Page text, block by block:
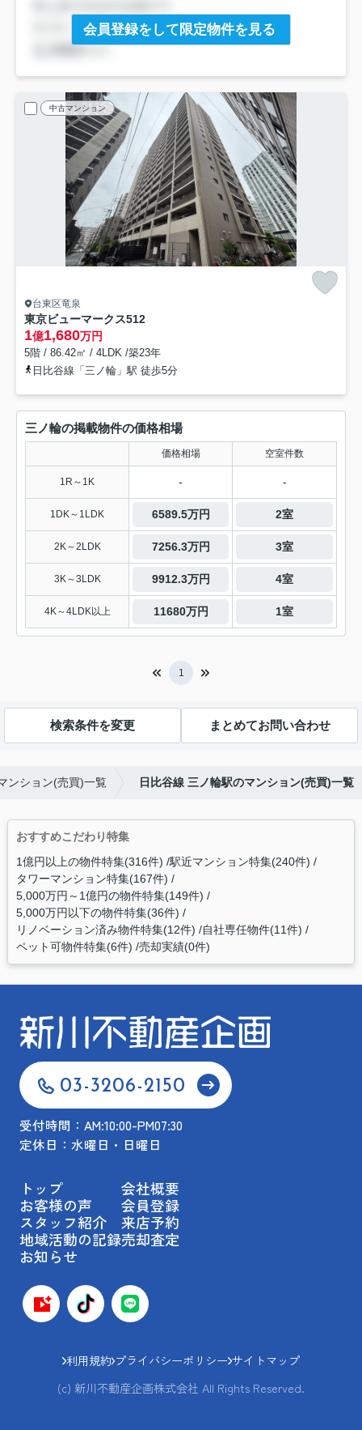
会員登録をして限定物件を見る
中古マンション
台東区竜泉
東京ビューマークス512
1億1,680万円
5階 / 86.42㎡ / 4LDK /築23年
日比谷線「三ノ輪」駅 徒歩5分
三ノ輪の掲載物件の価格相場
価格相場 空室件数
1R～1K - -
1DK～1LDK 6589.5万円 2室
2K～2LDK 7256.3万円 3室
3K～3LDK 9912.3万円 4室
4K～4LDK以上 11680万円 1室
1
検索条件を変更 まとめてお問い合わせ
ンション(売買)一覧 日比谷線 三ノ輪駅のマンション(売買)一覧
おすすめこだわり特集
1億円以上の物件特集(316件) 駅近マンション特集(240件)
タワーマンション特集(167件)
5,000万円～1億円の物件特集(149件)
5,000万円以下の物件特集(36件)
リノベーション済み物件特集(12件) 自社専任物件(11件)
ペット可物件特集(6件) 売却実績(0件)
03-3206-2150
受付時間：AM:10:00-PM07:30
定休日：水曜日・日曜日
トップ
お客様の声
スタッフ紹介
地域活動の記録
お知らせ
会社概要
会員登録
来店予約
売却査定
利用規約 プライバシーポリシー サイトマップ
(c) 新川不動産企画株式会社 All Rights Reserved.